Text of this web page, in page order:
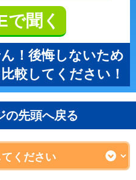
で聞く
！後悔しないため
較してください！
の先頭へ戻る